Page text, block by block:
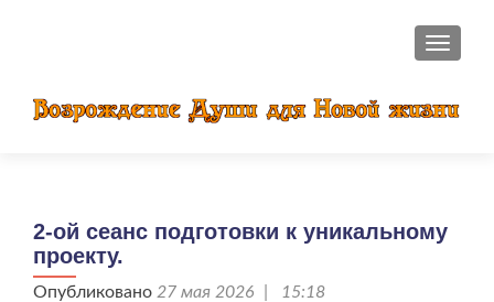
2-ой сеанс подготовки к уникальному
проекту.
Опубликовано 27 мая 2026 | 15:18